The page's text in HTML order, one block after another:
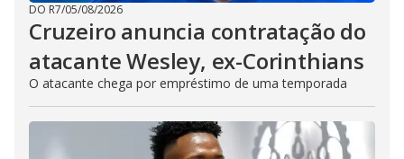
DO R7/05/08/2026
Cruzeiro anuncia contratação do
atacante Wesley, ex-Corinthians
O atacante chega por empréstimo de uma temporada